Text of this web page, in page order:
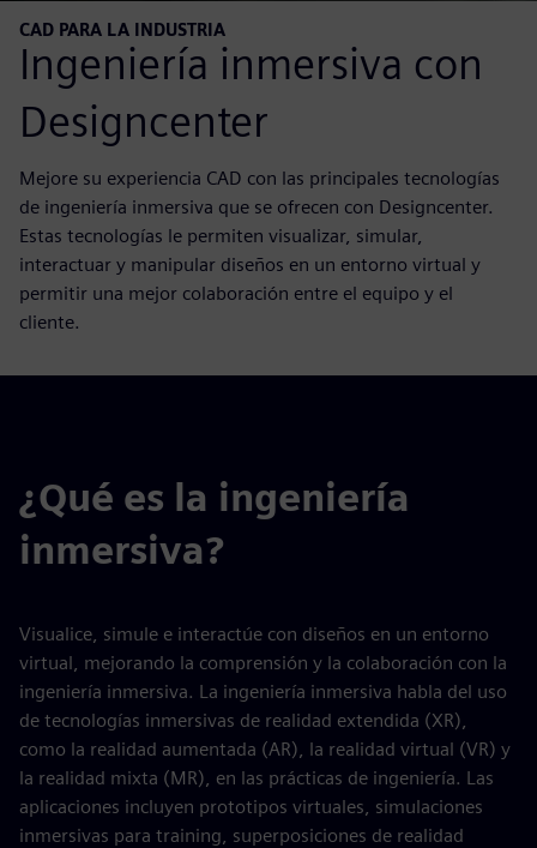
CAD PARA LA INDUSTRIA
Ingeniería inmersiva con
Designcenter
Mejore su experiencia CAD con las principales tecnologías
de ingeniería inmersiva que se ofrecen con Designcenter.
Estas tecnologías le permiten visualizar, simular,
interactuar y manipular diseños en un entorno virtual y
permitir una mejor colaboración entre el equipo y el
cliente.
¿Qué es la ingeniería
inmersiva?
Visualice, simule e interactúe con diseños en un entorno
virtual, mejorando la comprensión y la colaboración con la
ingeniería inmersiva. La ingeniería inmersiva habla del uso
de tecnologías inmersivas de realidad extendida (XR),
como la realidad aumentada (AR), la realidad virtual (VR) y
la realidad mixta (MR), en las prácticas de ingeniería. Las
aplicaciones incluyen prototipos virtuales, simulaciones
inmersivas para training, superposiciones de realidad